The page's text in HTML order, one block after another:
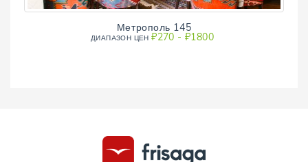
Метрополь 145
ДИАПAЗОН ЦЕН₽270 - ₽1800